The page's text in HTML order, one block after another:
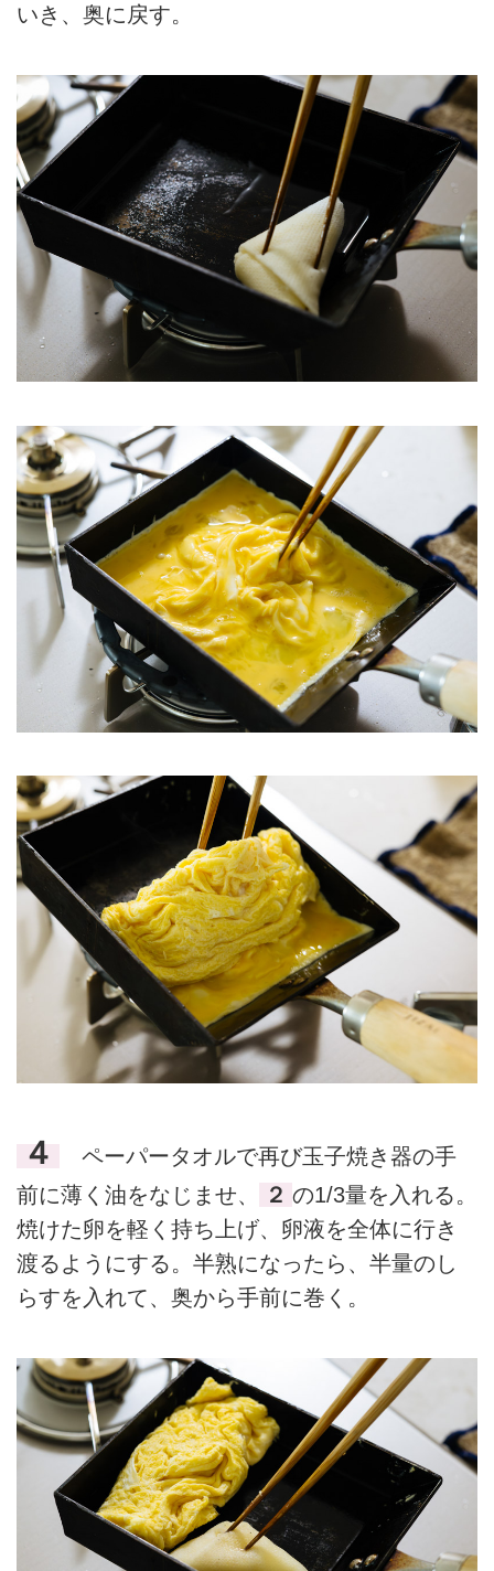
いき、奥に戻す。
４
ペーパータオルで再び玉子焼き器の手
前に薄く油をなじませ、
２ の1/3量を入れる。
焼けた卵を軽く持ち上げ、卵液を全体に行き
渡るようにする。半熟になったら、半量のし
らすを入れて、奥から手前に巻く。